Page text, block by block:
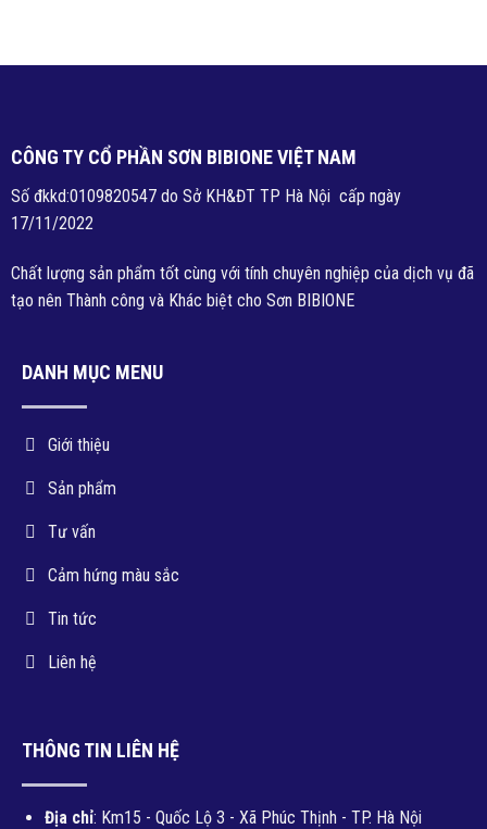
CÔNG TY CỔ PHẦN SƠN BIBIONE VIỆT NAM
Số đkkd:0109820547 do Sở KH&ĐT TP Hà Nội cấp ngày
17/11/2022
Chất lượng sản phẩm tốt cùng với tính chuyên nghiệp của dịch vụ đã
tạo nên Thành công và Khác biệt cho Sơn BIBIONE
DANH MỤC MENU
Giới thiệu
Sản phẩm
Tư vấn
Cảm hứng màu sắc
Tin tức
Liên hệ
THÔNG TIN LIÊN HỆ
Địa chỉ: Km15 - Quốc Lộ 3 - Xã Phúc Thịnh - TP. Hà Nội